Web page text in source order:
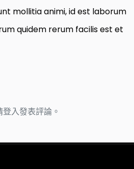
mollitia animi, id est laborum
quidem rerum facilis est et
登入發表評論。